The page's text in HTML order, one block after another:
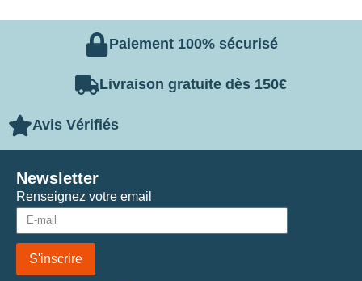
Paiement 100% sécurisé
Livraison gratuite dès 150€
Avis Vérifiés
Renseignez votre email
S'inscrire
Newsletter